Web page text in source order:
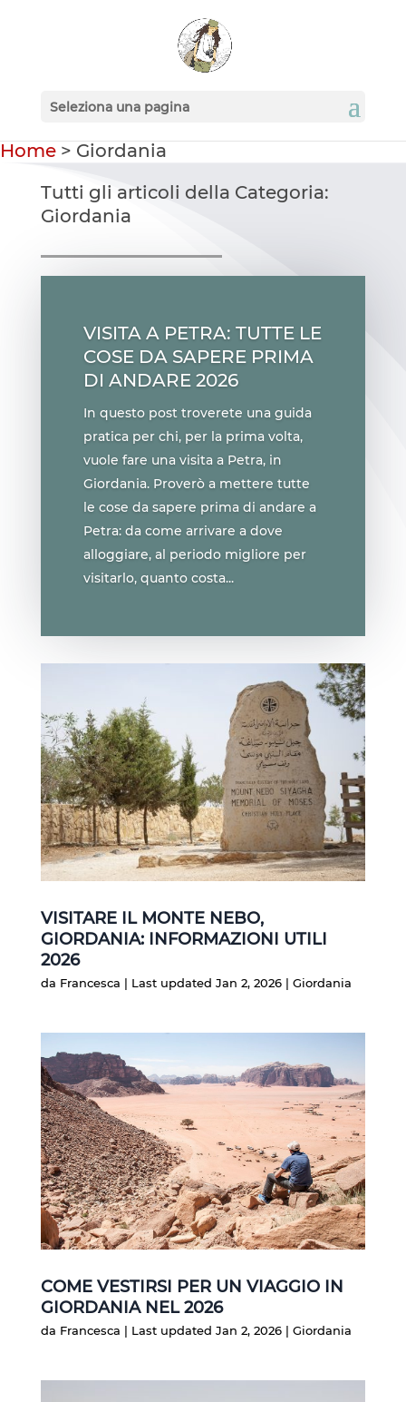
Seleziona una pagina
Home > Giordania
Tutti gli articoli della Categoria:
Giordania
VISITA A PETRA: TUTTE LE
COSE DA SAPERE PRIMA
DI ANDARE 2026
In questo post troverete una guida
pratica per chi, per la prima volta,
vuole fare una visita a Petra, in
Giordania. Proverò a mettere tutte
le cose da sapere prima di andare a
Petra: da come arrivare a dove
alloggiare, al periodo migliore per
visitarlo, quanto costa...
VISITARE IL MONTE NEBO,
GIORDANIA: INFORMAZIONI UTILI
2026
da Francesca | Last updated Jan 2, 2026| Giordania
COME VESTIRSI PER UN VIAGGIO IN
GIORDANIA NEL 2026
da Francesca | Last updated Jan 2, 2026| Giordania